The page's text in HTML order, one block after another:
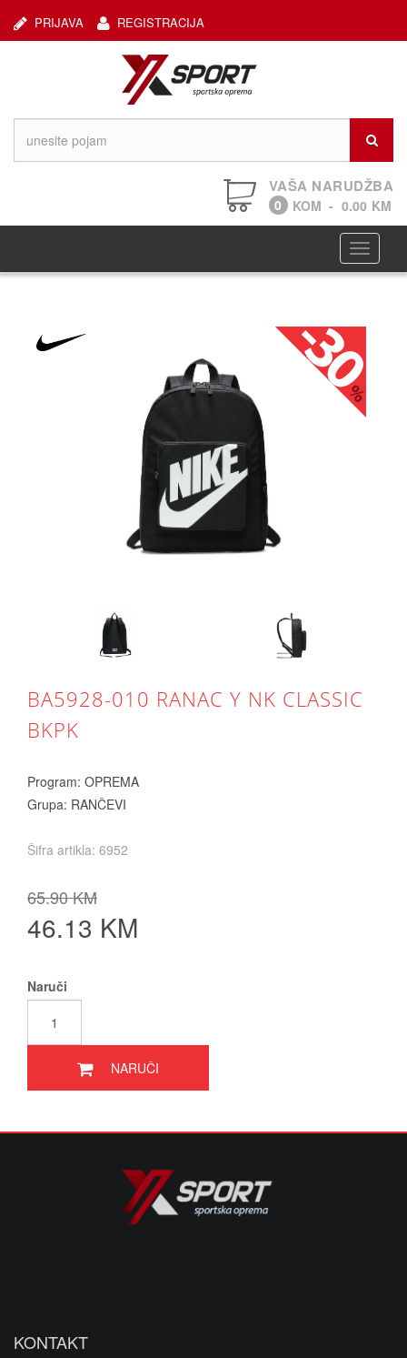
REGISTRACIJA
PRIJAVA
VAŠA NARUDŽBA
0 KOM - 0.00 KM
BA5928-010 RANAC Y NK CLASSIC
BKPK
Program: OPREMA
Grupa: RANČEVI
Šifra artikla: 6952
65.90 KM
46.13 KM
Naruči
NARUČI
KONTAKT